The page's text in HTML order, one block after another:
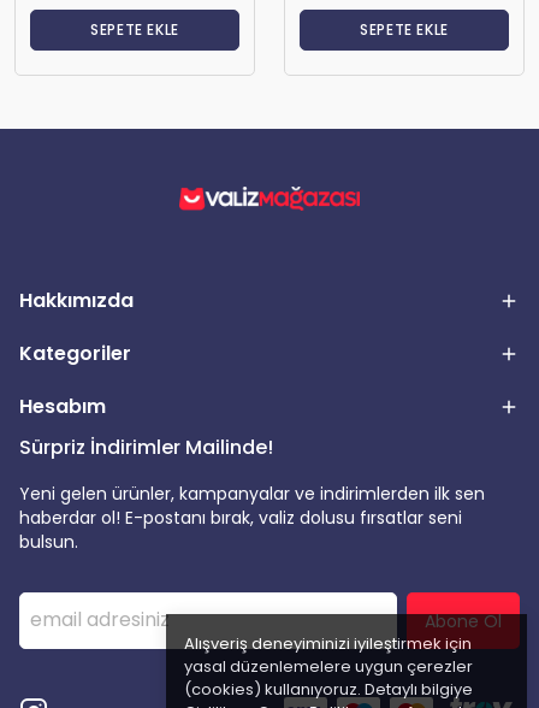
Alışveriş deneyiminizi iyileştirmek için
yasal düzenlemelere uygun çerezler
(cookies) kullanıyoruz. Detaylı bilgiye
SEPETE EKLE SEPETE EKLE
Hakkımızda
Kategoriler
Hesabım
Sürpriz İndirimler Mailinde!
Yeni gelen ürünler, kampanyalar ve indirimlerden ilk sen
haberdar ol! E-postanı bırak, valiz dolusu fırsatlar seni
bulsun.
Abone Ol